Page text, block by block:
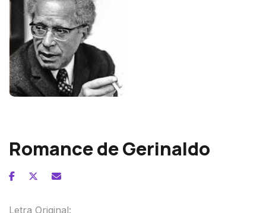
Romance de Gerinaldo
Letra Original: